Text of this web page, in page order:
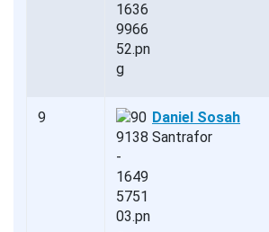
9
Daniel Sosah
Santrafor